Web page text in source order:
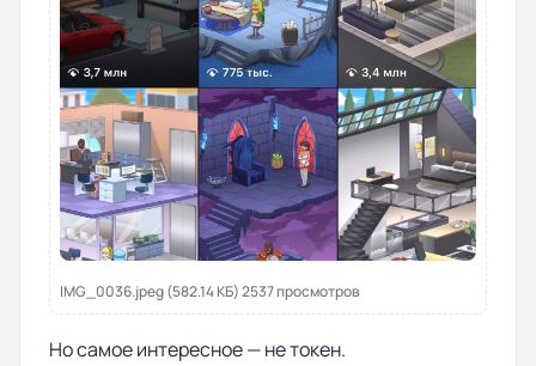
IMG_0036.jpeg (582.14 КБ) 2537 просмотров
Но самое интересное — не токен.